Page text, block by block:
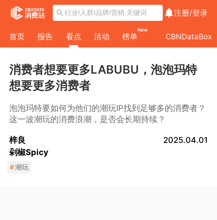
注册/登录
首页 报告 看点 活动 榜单
New
CBNDataBox
消费者想要更多LABUBU，泡泡玛特
想要更多消费者
泡泡玛特要如何为他们的潮玩IP找到足够多的消费者？
这一波潮玩的消费浪潮，是否会长期持续？
梓良
剁椒Spicy
2025.04.01
#潮玩